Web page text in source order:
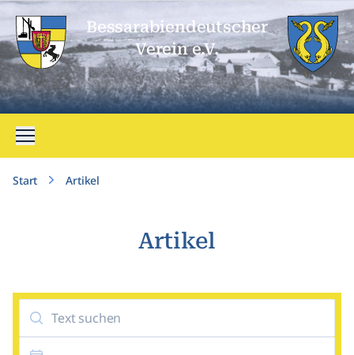
Bessarabien­deutscher
Verein e.V.
Menü öffnen
Start Artikel
Artikel
Suche
Datum